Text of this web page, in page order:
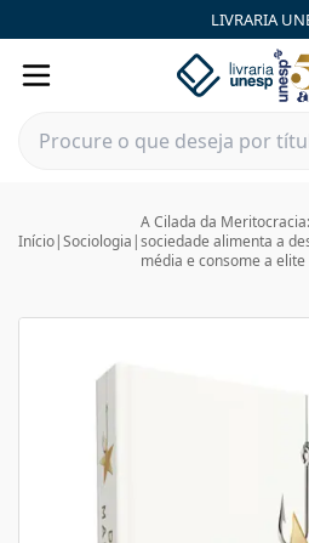
LIVRARIA
Início|Sociologia |
A Cilada da
sociedade alimenta a
média e consome a elite